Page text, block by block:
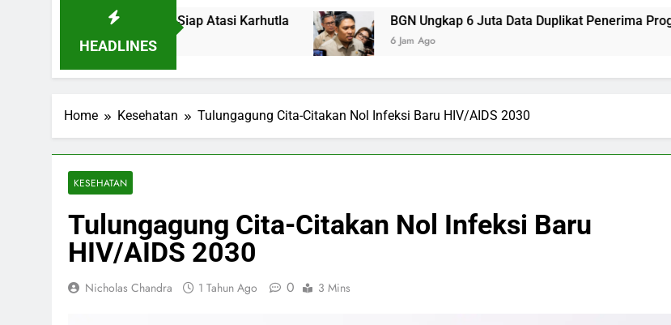
HEADLINES
Tegaskan Negara Siap Atasi Karhutla BGN Ungkap 6 Juta Data Duplikat Penerima Program MBG
6 Jam Ago
Home Kesehatan Tulungagung Cita-Citakan Nol Infeksi Baru HIV/AIDS 2030
KESEHATAN
Tulungagung Cita-Citakan Nol Infeksi Baru
HIV/AIDS 2030
Nicholas Chandra 1 Tahun Ago 0 3 Mins